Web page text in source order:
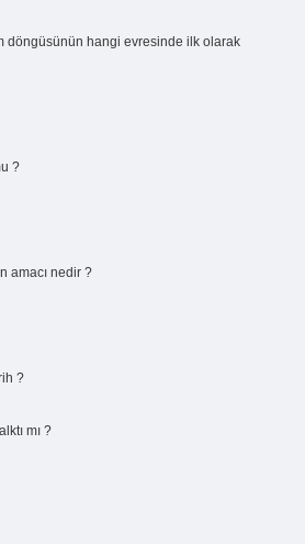
döngüsünün hangi evresinde ilk olarak
?
amacı nedir ?
?
mı ?